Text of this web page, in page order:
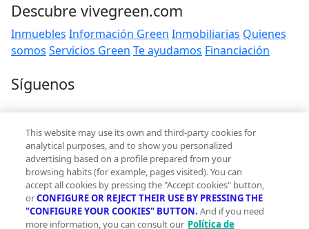
Descubre vivegreen.com
Inmuebles Información Green Inmobiliarias Quienes
somos Servicios Green Te ayudamos Financiación
Síguenos
Contacto
hola@vivegreen.com
This website may use its own and third-party cookies for
analytical purposes, and to show you personalized
advertising based on a profile prepared from your
browsing habits (for example, pages visited). You can
accept all cookies by pressing the "Accept cookies" button,
orCONFIGURE OR REJECT THEIR USE BY PRESSING THE
"CONFIGURE YOUR COOKIES" BUTTON. And if you need
more information, you can consult our Política de